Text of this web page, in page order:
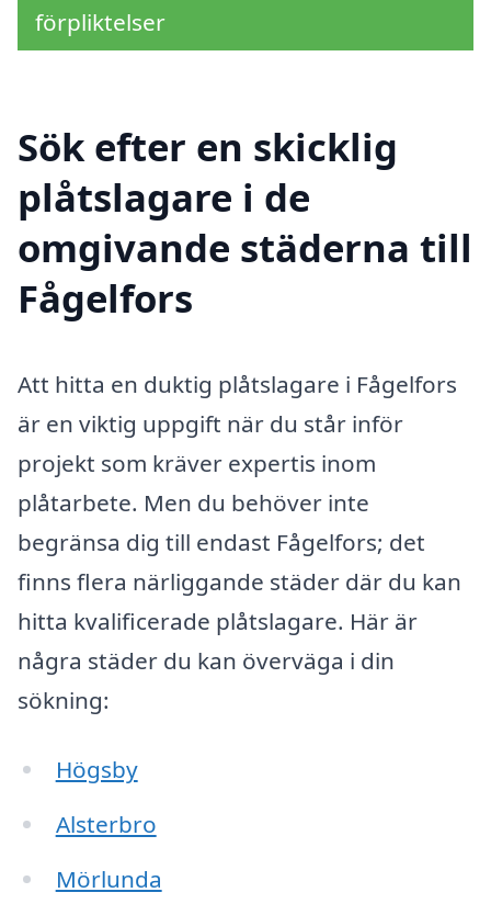
förpliktelser
Sök efter en skicklig
plåtslagare i de
omgivande städerna till
Fågelfors
Att hitta en duktig plåtslagare i Fågelfors
är en viktig uppgift när du står inför
projekt som kräver expertis inom
plåtarbete. Men du behöver inte
begränsa dig till endast Fågelfors; det
finns flera närliggande städer där du kan
hitta kvalificerade plåtslagare. Här är
några städer du kan överväga i din
sökning:
Högsby
Alsterbro
Mörlunda